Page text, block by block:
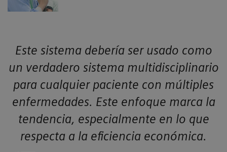
Este sistema debería ser usado como
un verdadero sistema multidisciplinario
para cualquier paciente con múltiples
enfermedades. Este enfoque marca la
tendencia, especialmente en lo que
respecta a la eficiencia económica.